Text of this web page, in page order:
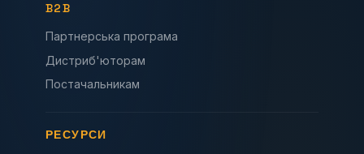
B2B
Партнерська програма
Дистриб'юторам
Постачальникам
РЕСУРСИ